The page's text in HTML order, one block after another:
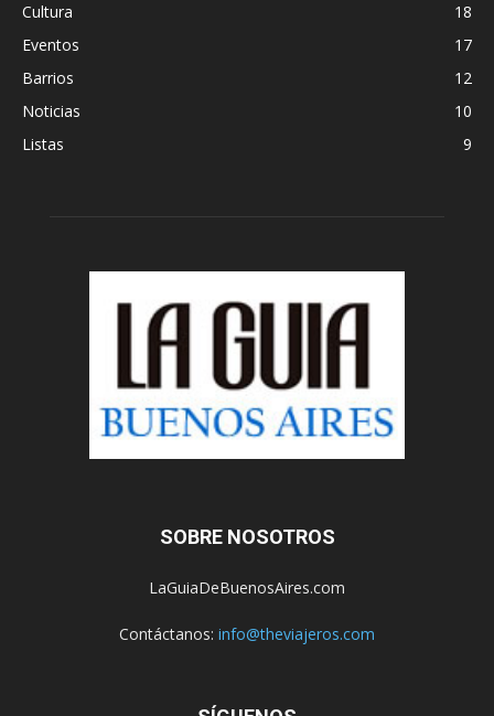
Cultura
18
Eventos
17
Barrios
12
Noticias
10
Listas
9
SOBRE NOSOTROS
LaGuiaDeBuenosAires.com
Contáctanos: info@theviajeros.com